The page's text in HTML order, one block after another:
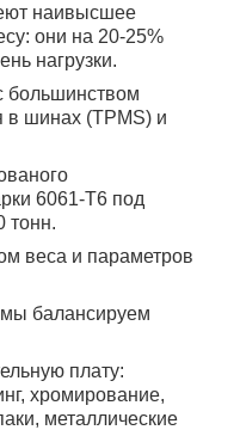
наивысшее
они на 20-25%
нагрузки.
большинством
в шинах (TPMS) и
6061-T6 под
тонн.
веса и параметров
мы балансируем
плату:
хромирование,
металлические